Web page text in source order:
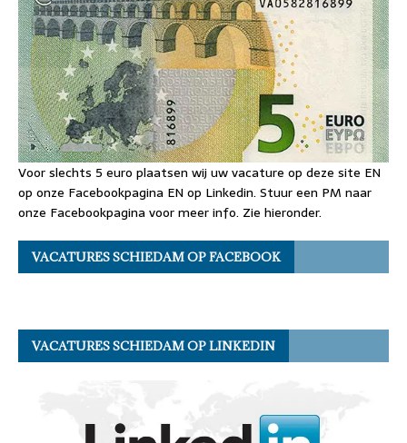
Voor slechts 5 euro plaatsen wij uw vacature op deze site EN
op onze Facebookpagina EN op Linkedin. Stuur een PM naar
onze Facebookpagina voor meer info. Zie hieronder.
VACATURES SCHIEDAM OP FACEBOOK
VACATURES SCHIEDAM OP LINKEDIN